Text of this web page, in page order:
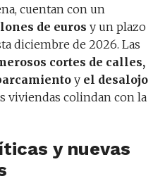
cuentan con un
de euros y un plazo
diciembre de 2026. Las
cortes de calles,
y el desalojo
viviendas colindan con la
y nuevas